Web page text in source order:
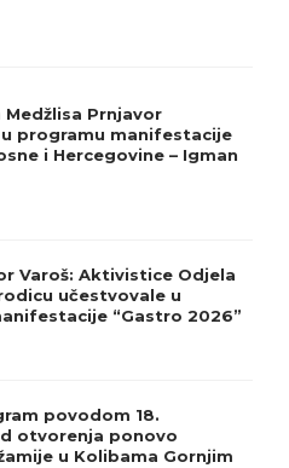
Medžlisa Prnjavor
programu manifestacije
i Hercegovine – Igman
Varoš: Aktivistice Odjela
učestvovale u
“Gastro 2026”
povodom 18.
otvorenja ponovo
u Kolibama Gornjim